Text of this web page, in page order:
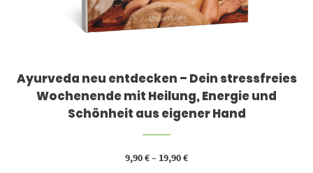
Ayurveda neu entdecken – Dein stressfreies
Wochenende mit Heilung, Energie und
Schönheit aus eigener Hand
9,90€– 19,90€